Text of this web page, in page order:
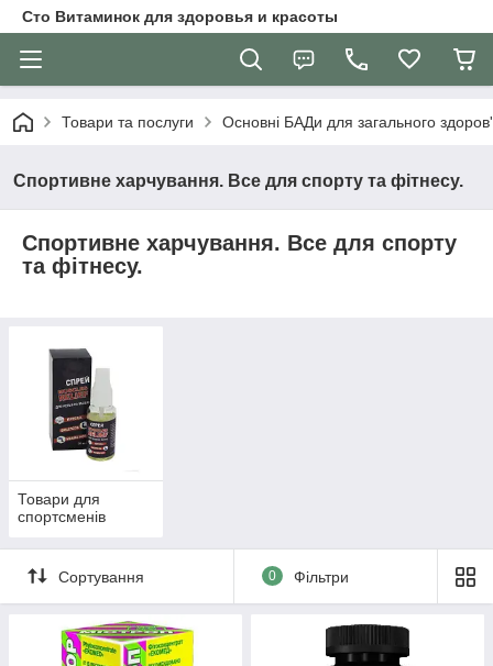
Сто Витаминок для здоровья и красоты
Товари та послуги Основні БАДи для загального
Спортивне харчування. Все для спорту та фітнесу.
Спортивне харчування. Все для спорту
та фітнесу.
Товари для
спортсменів
Сортування 0 Фільтри